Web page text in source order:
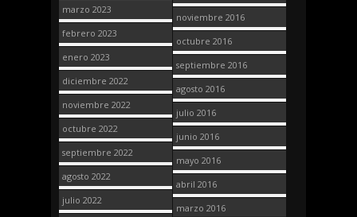
marzo 2023
febrero 2023
enero 2023
diciembre 2022
noviembre 2022
octubre 2022
septiembre 2022
agosto 2022
julio 2022
noviembre 2016
octubre 2016
septiembre 2016
agosto 2016
julio 2016
junio 2016
mayo 2016
abril 2016
marzo 2016